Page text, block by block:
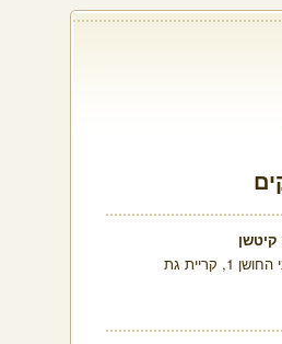
קיטשן
1, קריית גת